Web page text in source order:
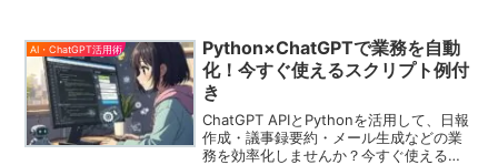
AI・ChatGPT活用術
Python×ChatGPTで業務を自動
化！今すぐ使えるスクリプト例付
き
ChatGPT APIとPythonを活用して、日報
作成・議事録要約・メール生成などの業
務を効率化しませんか？今すぐ使える実